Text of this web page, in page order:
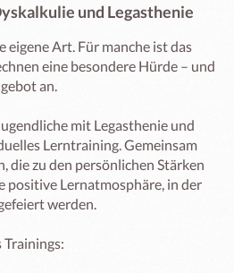
und Legasthenie
eigene Art. Für manche ist das
eine besondere Hürde – und
an.
mit Legasthenie und
Lerntraining. Gemeinsam
die zu den persönlichen Stärken
positive Lernatmosphäre, in der
werden.
Trainings: